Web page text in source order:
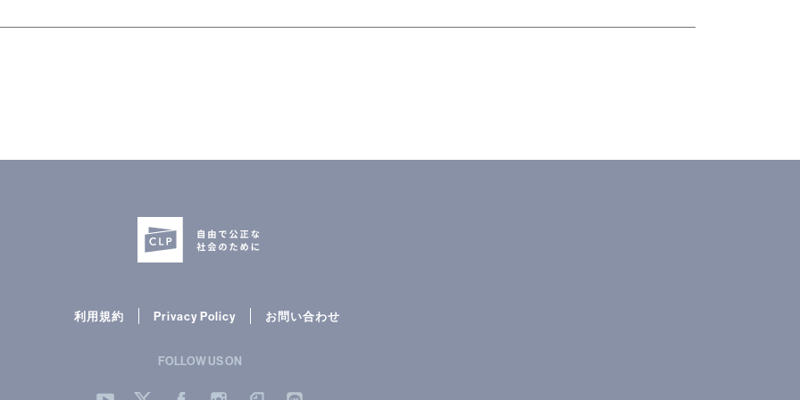
利用規約 Privacy Policy お問い合わせ
FOLLOW US ON